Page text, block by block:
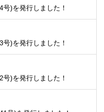
)を発行しました！
)を発行しました！
)を発行しました！